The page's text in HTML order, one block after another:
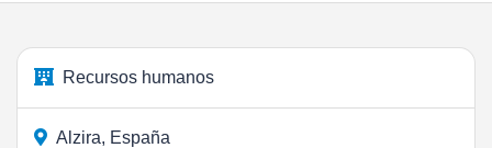
Recursos humanos
Alzira, España